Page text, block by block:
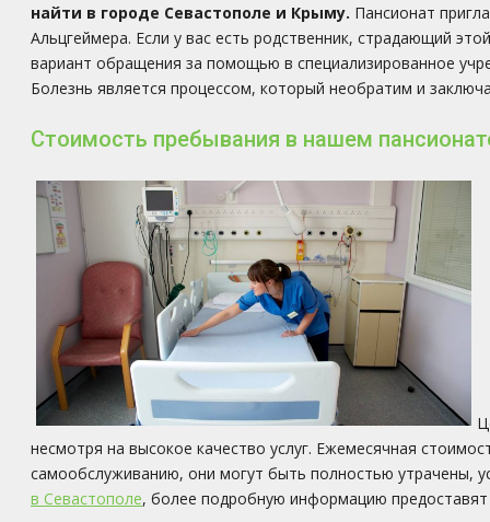
найти в городе Севастополе и Крыму. Пансионат
Альцгеймера. Если у вас есть родственник, страдающий
вариант обращения за помощью в специализированное
Болезнь является процессом, который необратим и
Стоимость пребывания в нашем
несмотря на высокое качество услуг. Ежемесячная
самообслуживанию, они могут быть полностью утрачены,
в Севастополе, более подробную информацию